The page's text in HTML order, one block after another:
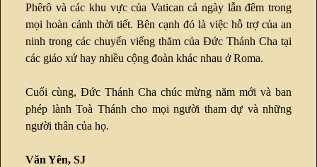
Phêrô và các khu vực của Vatican cả ngày lẫn đêm trong
mọi hoàn cảnh thời tiết. Bên cạnh đó là việc hỗ trợ của an
ninh trong các chuyến viếng thăm của Đức Thánh Cha tại
các giáo xứ hay nhiều cộng đoàn khác nhau ở Roma.
Cuối cùng, Đức Thánh Cha chúc mừng năm mới và ban
phép lành Toà Thánh cho mọi người tham dự và những
người thân của họ.
Văn Yên, SJ